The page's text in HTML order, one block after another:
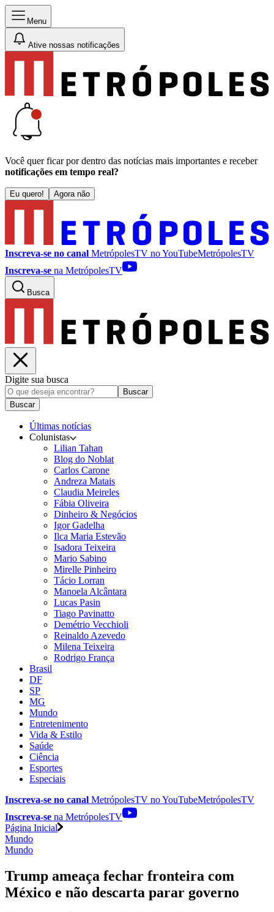
Menu
Ative nossas notificações
Você quer ficar por dentro das notícias mais importantes e receber
notificações em tempo real?
Eu quero! Agora não
Inscreva-se no canal MetrópolesTV noYouTubeMetrópolesTV
Inscreva-se na MetrópolesTV
Busca
Digite sua busca
Buscar
Buscar
Últimas notícias
Colunistas
Lilian Tahan
Blog do Noblat
Carlos Carone
Andreza Matais
Claudia Meireles
Fábia Oliveira
Dinheiro & Negócios
Igor Gadelha
Ilca Maria Estevão
Isadora Teixeira
Mario Sabino
Mirelle Pinheiro
Tácio Lorran
Manoela Alcântara
Lucas Pasin
Tiago Pavinatto
Demétrio Vecchioli
Reinaldo Azevedo
Milena Teixeira
Rodrigo França
Brasil
DF
SP
MG
Mundo
Entretenimento
Vida & Estilo
Saúde
Ciência
Esportes
Especiais
Inscreva-se no canal MetrópolesTV noYouTubeMetrópolesTV
Inscreva-se na MetrópolesTV
Página Inicial
Mundo
Mundo
Trump ameaça fechar fronteira com
México e não descarta parar governo